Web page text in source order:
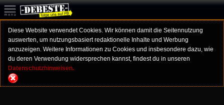
Diese Website verwendet Cookies. Wir können damit die Seitennutzung
auswerten, um nutzungsbasiert redaktionelle Inhalte und Werbung
anzuzeigen. Weitere Informationen zu Cookies und insbesondere dazu, wie
du deren Verwendung widersprechen kannst, findest du in unseren
Datenschutzhinweisen.